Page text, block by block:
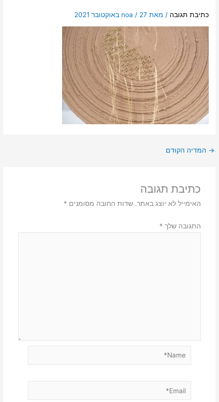
כתיבת תגובה / מאת noa / 27 באוקטובר 2021
→ המדיה הקודם
כתיבת תגובה
האימייל לא יוצג באתר. שדות החובה מסומנים *
התגובה שלך *
Email*